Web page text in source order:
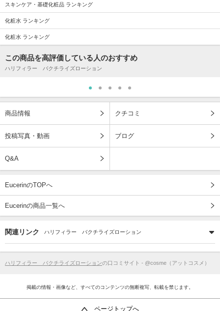
スキンケア・基礎化粧品 ランキング
化粧水 ランキング
化粧水 ランキング
この商品を高評価している人のおすすめ
ハリフィラー バクチライズローション
商品情報 クチコミ
投稿写真・動画 ブログ
Q&A
EucerinのTOPへ
Eucerinの商品一覧へ
関連リンク ハリフィラー バクチライズローション
ハリフィラー バクチライズローションの口コミサイト - @cosme（アットコスメ）
掲載の情報・画像など、すべてのコンテンツの無断複写、転載を禁じます。
ページトップへ